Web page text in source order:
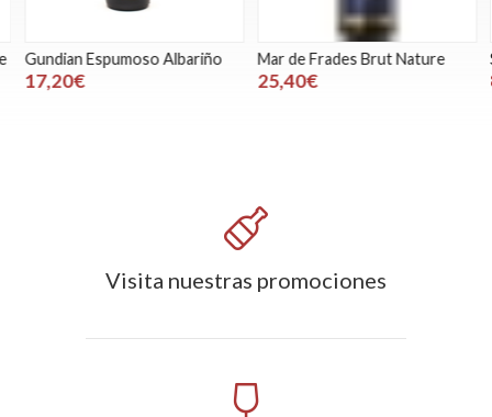
Gundian Espumoso Albariño
17,20€
Mar de Frades Brut Nature
25,40€
Visita nuestras promociones